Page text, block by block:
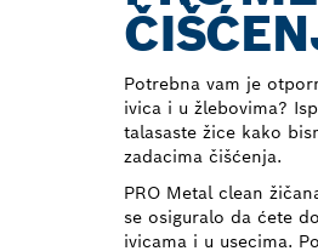
Potrebna vam je
ivica i u žlebovima?
talasaste žice kako
zadacima čišćenja.
PRO Metal clean
se osiguralo da ćete
ivicama i u usecima.